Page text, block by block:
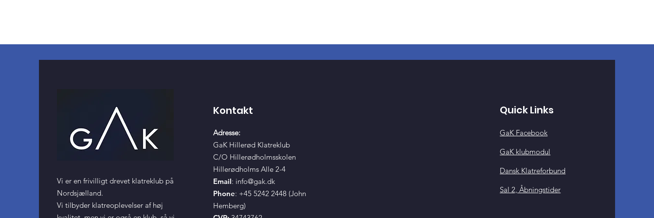
Vi er en frivilligt drevet klatreklub på
Nordsjælland.
Vi tilbyder klatreoplevelser af høj
Kontakt
Adresse:
GaK Hillerød Klatreklub
C/O Hillerødholmsskolen
Hillerødholms Alle 2-4
Email: info@gak.dk
Phone: +45 5242 2448 (John
Hemberg)
Quick Links
GaK Facebook
GaK klubmodul
Dansk Klatreforbund
Sal 2, Åbningstider